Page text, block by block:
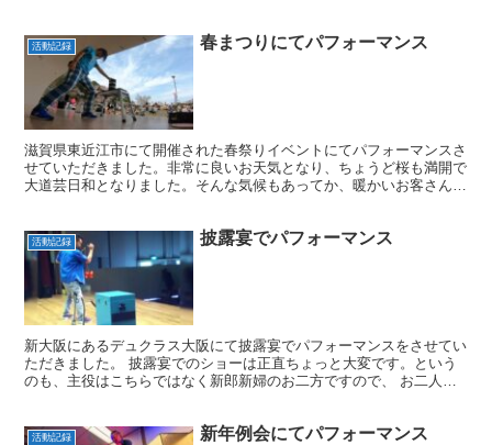
活動記録 春まつりにてパフォーマンス
滋賀県東近江市にて開催された春祭りイベントにてパフォーマンスさ
せていただきました。非常に良いお天気となり、ちょうど桜も満開で
大道芸日和となりました。そんな気候もあってか、暖かいお客さんば
活動記録 披露宴でパフォーマンス
新大阪にあるデュクラス大阪にて披露宴でパフォーマンスをさせてい
ただきました。 披露宴でのショーは正直ちょっと大変です。という
のも、主役はこちらではなく新郎新婦のお二方ですので、 お二人を
活動記録 新年例会にてパフォーマンス